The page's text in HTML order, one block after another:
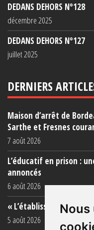
Nous
DEDANS DEHORS N°128
décembre 2025
DEDANS DEHORS N°127
juillet 2025
DERNIERS
Maison d’arrêt de
Sarthe et Fresnes
7 août 2026
L’éducatif en prison :
annoncés
6 août 2026
« L’établissement est
5 août 2026